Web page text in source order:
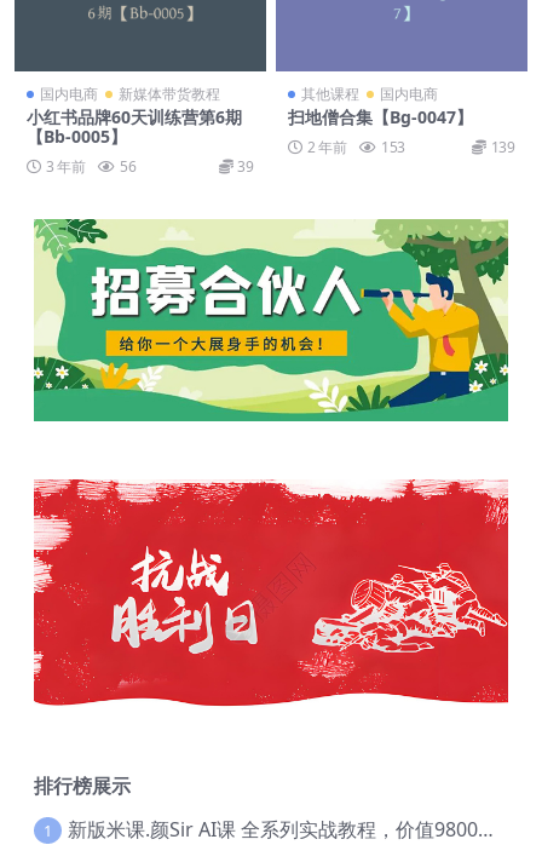
国内电商 新媒体带货教程
小红书品牌60天训练营第6期
【Bb-0005】
3 年前 56 39
其他课程 国内电商
扫地僧合集【Bg-0047】
2 年前 153 139
排行榜展示
1 新版米课.颜Sir AI课 全系列实战教程，价值9800，跨境首选！【Ag-0052】